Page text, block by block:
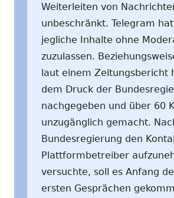
Weiterleiten von
unbeschränkt. Telegram
jegliche Inhalte ohne
zuzulassen.
laut einem Zeitungsbericht
dem Druck der
nachgegeben und über 60
unzugänglich gemacht.
Bundesregierung den
Plattformbetreiber
versuchte, soll es Anfang
ersten Gesprächen